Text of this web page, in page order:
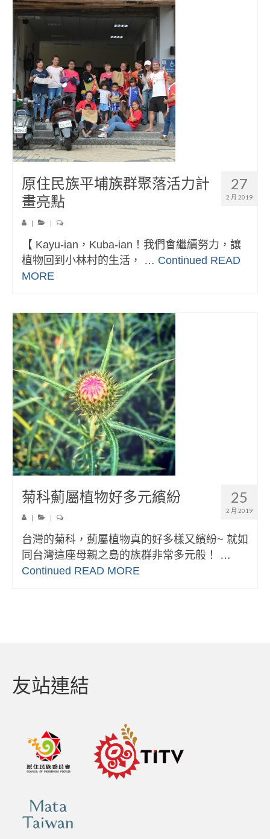
27
2 月 2019
原住民族平埔族群聚落活力計
畫亮點
| |
【 Kayu-ian，Kuba-ian！我們會繼續努力，讓
植物回到小林村的生活， … Continued READ
MORE
25
2 月 2019
菊科薊屬植物好多元繽紛
台灣的菊科，薊屬植物真的好多樣又繽紛~ 就如
同台灣這座母親之島的族群非常多元般！ …
Continued READ MORE
友站連結